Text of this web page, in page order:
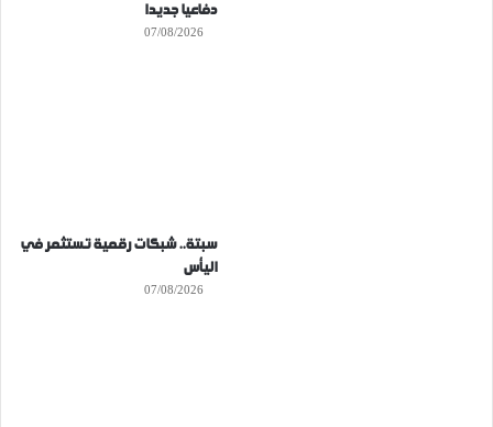
دفاعيا جديدا
07/08/2026
سبتة.. شبكات رقمية تستثمر في
اليأس
07/08/2026